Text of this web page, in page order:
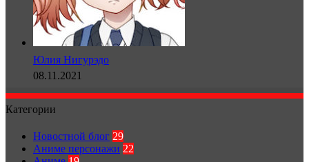
Юлия Нигурэдо
08.11.2021
Категории
Новостной блог 29
Аниме персонажи 22